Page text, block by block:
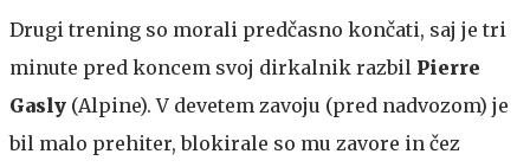
Drugi trening so morali predčasno končati, saj je tri
minute pred koncem svoj dirkalnik razbil Pierre
Gasly (Alpine). V devetem zavoju (pred nadvozom) je
bil malo prehiter, blokirale so mu zavore in čez